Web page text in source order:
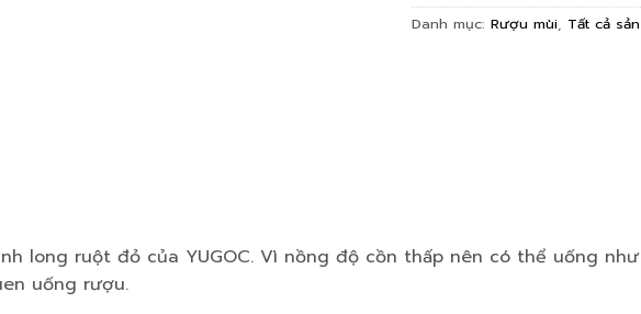
Danh mục: Rượu mùi, Tất cả
long ruột đỏ của YUGOC. Vì nồng độ cồn thấp nên có thể uống
uống rượu.